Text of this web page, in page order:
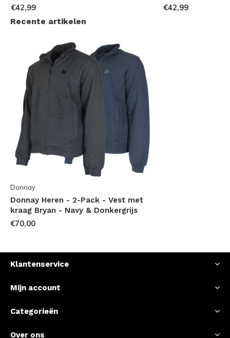
€42,99
€42,99
Recente artikelen
Donnay
Donnay Heren - 2-Pack - Vest met
kraag Bryan - Navy & Donkergrijs
€70,00
Klantenservice
Mijn account
Categorieën
Over ons